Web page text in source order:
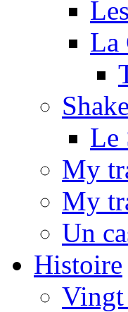
La
Le
My
My
Un
Histoire
Vingt